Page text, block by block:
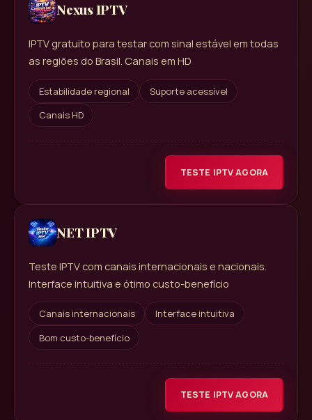
Nexus IPTV
IPTV gratuito para testar com sinal estável em todas
as regiões do Brasil. Canais em HD
Estabilidade regional
Suporte acessível
Canais HD
TESTE IPTV AGORA
NET IPTV
Teste IPTV com canais internacionais e nacionais.
Interface intuitiva e ótimo custo-benefício
Canais internacionais
Interface intuitiva
Bom custo-benefício
TESTE IPTV AGORA